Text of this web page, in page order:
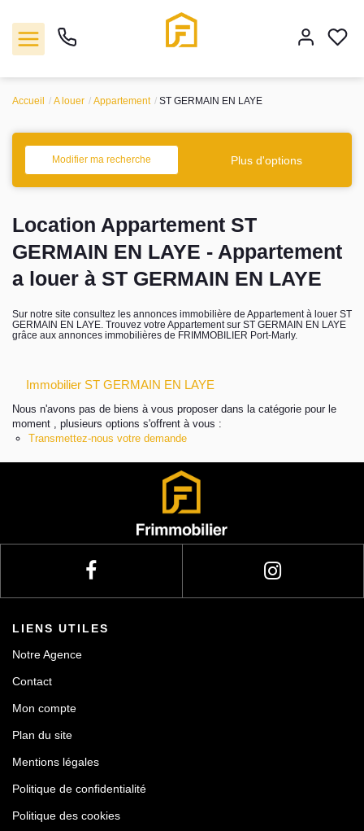
Vente
Location
Biens vendus
Gestion
Estimation
Actualités
Contact
Accueil A louer Appartement ST GERMAIN EN LAYE
Modifier ma recherche Plus d'options
Location Appartement ST
GERMAIN EN LAYE - Appartement
a louer à ST GERMAIN EN LAYE
Sur notre site consultez les annonces immobilière de Appartement à louer ST
GERMAIN EN LAYE. Trouvez votre Appartement sur ST GERMAIN EN LAYE
grâce aux annonces immobilières de FRIMMOBILIER Port-Marly.
Immobilier ST GERMAIN EN LAYE
Nous n'avons pas de biens à vous proposer dans la catégorie pour le
moment , plusieurs options s'offrent à vous :
Transmettez-nous votre demande
LIENS UTILES
Notre Agence
Contact
Mon compte
Plan du site
Mentions légales
Politique de confidentialité
Politique des cookies